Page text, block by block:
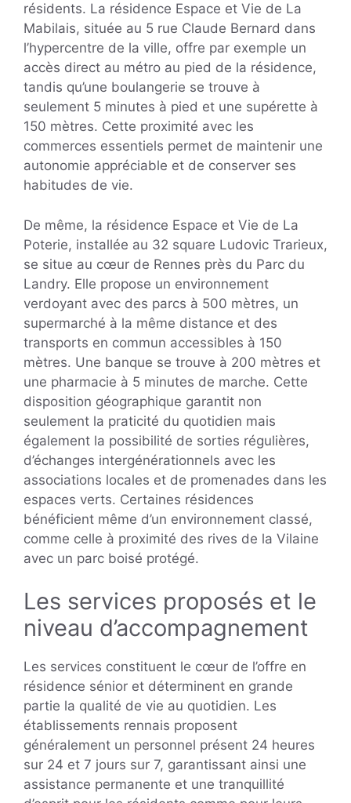
résidents. La résidence Espace et Vie de La
Mabilais, située au 5 rue Claude Bernard dans
l’hypercentre de la ville, offre par exemple un
accès direct au métro au pied de la résidence,
tandis qu’une boulangerie se trouve à
seulement 5 minutes à pied et une supérette à
150 mètres. Cette proximité avec les
commerces essentiels permet de maintenir une
autonomie appréciable et de conserver ses
habitudes de vie.
De même, la résidence Espace et Vie de La
Poterie, installée au 32 square Ludovic Trarieux,
se situe au cœur de Rennes près du Parc du
Landry. Elle propose un environnement
verdoyant avec des parcs à 500 mètres, un
supermarché à la même distance et des
transports en commun accessibles à 150
mètres. Une banque se trouve à 200 mètres et
une pharmacie à 5 minutes de marche. Cette
disposition géographique garantit non
seulement la praticité du quotidien mais
également la possibilité de sorties régulières,
d’échanges intergénérationnels avec les
associations locales et de promenades dans les
espaces verts. Certaines résidences
bénéficient même d’un environnement classé,
comme celle à proximité des rives de la Vilaine
avec un parc boisé protégé.
Les services proposés et le
niveau d’accompagnement
Les services constituent le cœur de l’offre en
résidence sénior et déterminent en grande
partie la qualité de vie au quotidien. Les
établissements rennais proposent
généralement un personnel présent 24 heures
sur 24 et 7 jours sur 7, garantissant ainsi une
assistance permanente et une tranquillité